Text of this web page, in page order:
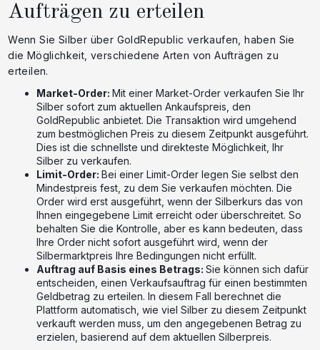
Aufträgen zu erteilen
Wenn Sie Silber über GoldRepublic verkaufen, haben Sie
die Möglichkeit, verschiedene Arten von Aufträgen zu
erteilen.
Market-Order:Mit einer Market-Order verkaufen Sie Ihr
Silber sofort zum aktuellen Ankaufspreis, den
GoldRepublic anbietet. Die Transaktion wird umgehend
zum bestmöglichen Preis zu diesem Zeitpunkt ausgeführt.
Dies ist die schnellste und direkteste Möglichkeit, Ihr
Silber zu verkaufen.
Limit-Order:Bei einer Limit-Order legen Sie selbst den
Mindestpreis fest, zu dem Sie verkaufen möchten. Die
Order wird erst ausgeführt, wenn der Silberkurs das von
Ihnen eingegebene Limit erreicht oder überschreitet. So
behalten Sie die Kontrolle, aber es kann bedeuten, dass
Ihre Order nicht sofort ausgeführt wird, wenn der
Silbermarktpreis Ihre Bedingungen nicht erfüllt.
Auftrag auf Basis eines Betrags:Sie können sich dafür
entscheiden, einen Verkaufsauftrag für einen bestimmten
Geldbetrag zu erteilen. In diesem Fall berechnet die
Plattform automatisch, wie viel Silber zu diesem Zeitpunkt
verkauft werden muss, um den angegebenen Betrag zu
erzielen, basierend auf dem aktuellen Silberpreis.